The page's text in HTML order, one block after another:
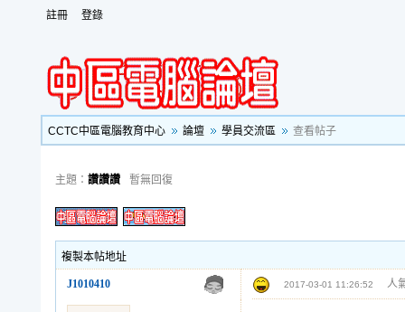
註冊 登錄
CCTC中區電腦教育中心 論壇 學員交流區 查看帖子
主題： 讚讚讚 暫無回復
複製本帖地址
J1010410 2017-03-01 11:26:52 人